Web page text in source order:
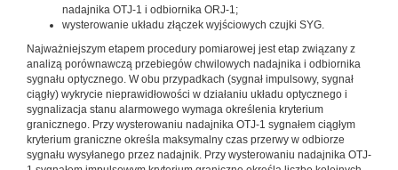
nadajnika OTJ-1 i odbiornika ORJ-1;
wysterowanie układu złączek wyjściowych czujki SYG.
Najważniejszym etapem procedury pomiarowej jest etap związany z
analizą porównawczą przebiegów chwilowych nadajnika i odbiornika
sygnału optycznego. W obu przypadkach (sygnał impulsowy, sygnał
ciągły) wykrycie nieprawidłowości w działaniu układu optycznego i
sygnalizacja stanu alarmowego wymaga określenia kryterium
granicznego. Przy wysterowaniu nadajnika OTJ-1 sygnałem ciągłym
kryterium graniczne określa maksymalny czas przerwy w odbiorze
sygnału wysyłanego przez nadajnik. Przy wysterowaniu nadajnika OTJ-